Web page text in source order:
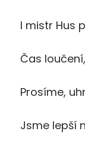
I mistr Hus
Čas
Prosíme,
Jsme lepší